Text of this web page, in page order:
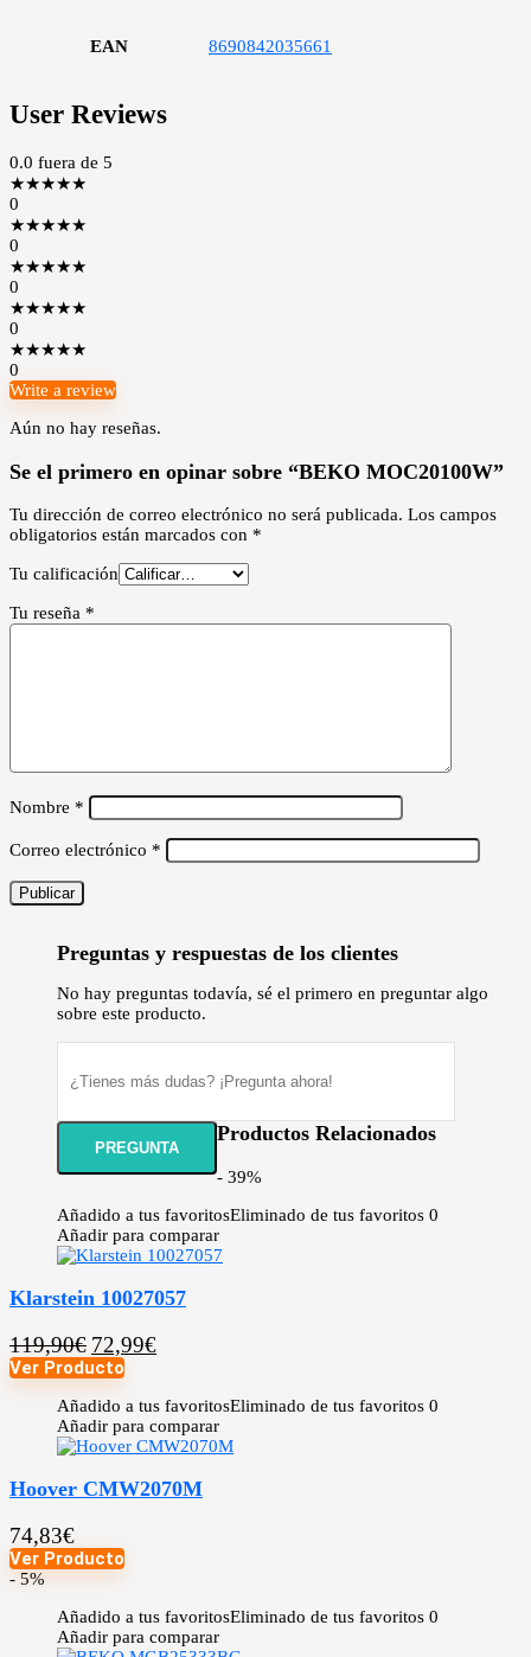
EAN 8690842035661
User Reviews
0.0 fuera de 5
★★★★★
0
★★★★★
0
★★★★★
0
★★★★★
0
★★★★★
0
Write a review
Aún no hay reseñas.
Se el primero en opinar sobre “BEKO MOC20100W”
Tu dirección de correo electrónico no será publicada. Los campos
obligatorios están marcados con *
Tu calificación
Tu reseña *
Nombre *
Correo electrónico *
Preguntas y respuestas de los clientes
No hay preguntas todavía, sé el primero en preguntar algo
sobre este producto.
Productos Relacionados
- 39%
Añadido a tus favoritosEliminado de tus favoritos 0
Añadir para comparar
Klarstein 10027057
119,90€ 72,99€
Ver Producto
Añadido a tus favoritosEliminado de tus favoritos 0
Añadir para comparar
Hoover CMW2070M
74,83€
Ver Producto
- 5%
Añadido a tus favoritosEliminado de tus favoritos 0
Añadir para comparar